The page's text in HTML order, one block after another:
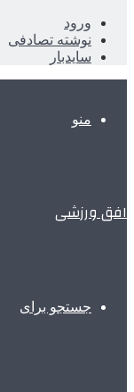
ورود
نوشته تصادفی
سایدبار
منو
افق ورزشی
جستجو برای